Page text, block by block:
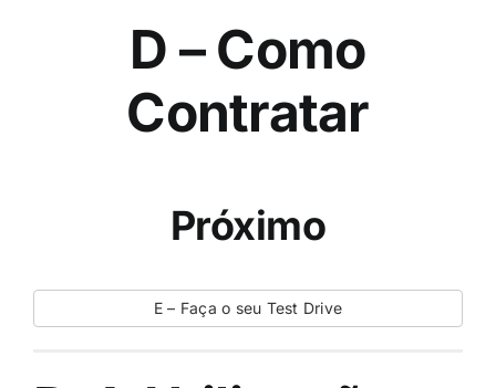
D – Como
Contratar
Próximo
E – Faça o seu Test Drive